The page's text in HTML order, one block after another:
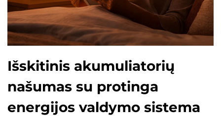
Išskitinis akumuliatorių
našumas su protinga
energijos valdymo sistema